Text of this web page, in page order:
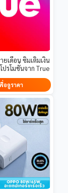
ยเดือน ซิมเติมเงิน
ปรโมชั่นจาก True
อดูราคา